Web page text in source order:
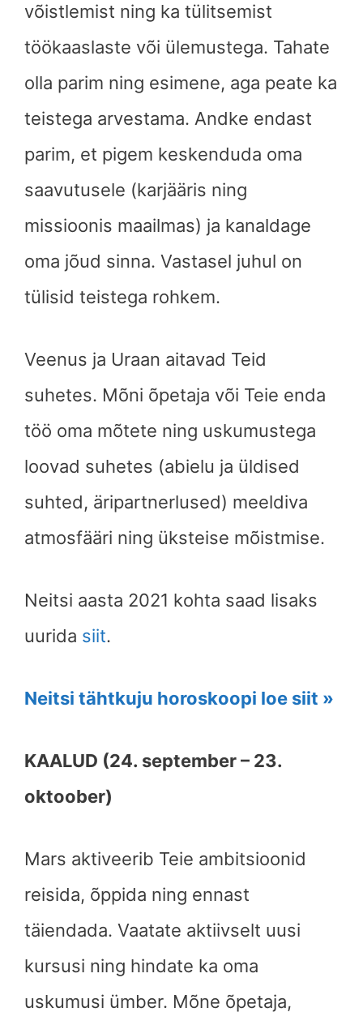
võistlemist ning ka tülitsemist
töökaaslaste või ülemustega. Tahate
olla parim ning esimene, aga peate ka
teistega arvestama. Andke endast
parim, et pigem keskenduda oma
saavutusele (karjääris ning
missioonis maailmas) ja kanaldage
oma jõud sinna. Vastasel juhul on
tülisid teistega rohkem.
Veenus ja Uraan aitavad Teid
suhetes. Mõni õpetaja või Teie enda
töö oma mõtete ning uskumustega
loovad suhetes (abielu ja üldised
suhted, äripartnerlused) meeldiva
atmosfääri ning üksteise mõistmise.
Neitsi aasta 2021 kohta saad lisaks
uurida siit.
Neitsi tähtkuju horoskoopi loe siit »
KAALUD (24. september – 23.
oktoober)
Mars aktiveerib Teie ambitsioonid
reisida, õppida ning ennast
täiendada. Vaatate aktiivselt uusi
kursusi ning hindate ka oma
uskumusi ümber. Mõne õpetaja,